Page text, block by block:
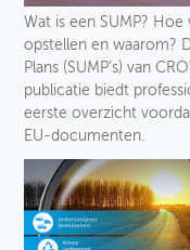
Soort
Wat is een SUMP?
opstellen en waarom?
Plans (SUMP's) van
publicatie biedt
eerste overzicht
EU-documenten.